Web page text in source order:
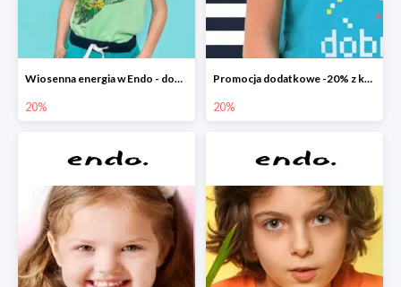
Wiosenna energia w Endo - dodatkowe -20%
20%
Promocja dodatkowe -20% z kodem
20%